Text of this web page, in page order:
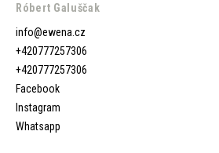
Róbert Galuščak
info@ewena.cz
+420777257306
+420777257306
Facebook
Instagram
Whatsapp